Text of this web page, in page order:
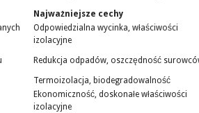
Najważniejsze cechy
Odpowiedzialna wycinka, właściwości
izolacyjne
Redukcja odpadów, oszczędność
Termoizolacja, biodegradowalność
Ekonomiczność, doskonałe właściwości
izolacyjne